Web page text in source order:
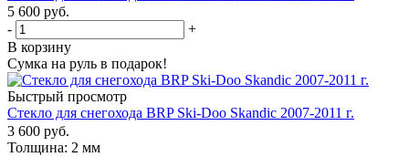
5 600 руб.
-
+
В корзину
Сумка на руль в подарок!
Быстрый просмотр
Стекло для снегохода BRP Ski-Doo Skandic 2007-2011 г.
3 600 руб.
Толщина: 2 мм